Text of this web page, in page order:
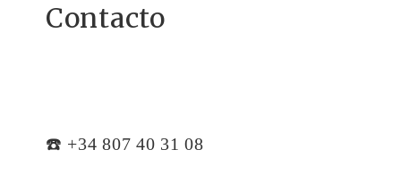
Contacto
☎️ +34 807 40 31 08